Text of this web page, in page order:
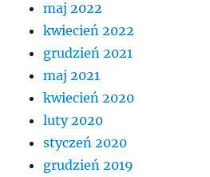
maj 2022
kwiecień 2022
grudzień 2021
maj 2021
kwiecień 2020
luty 2020
styczeń 2020
grudzień 2019